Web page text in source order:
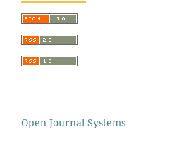
Open Journal Systems